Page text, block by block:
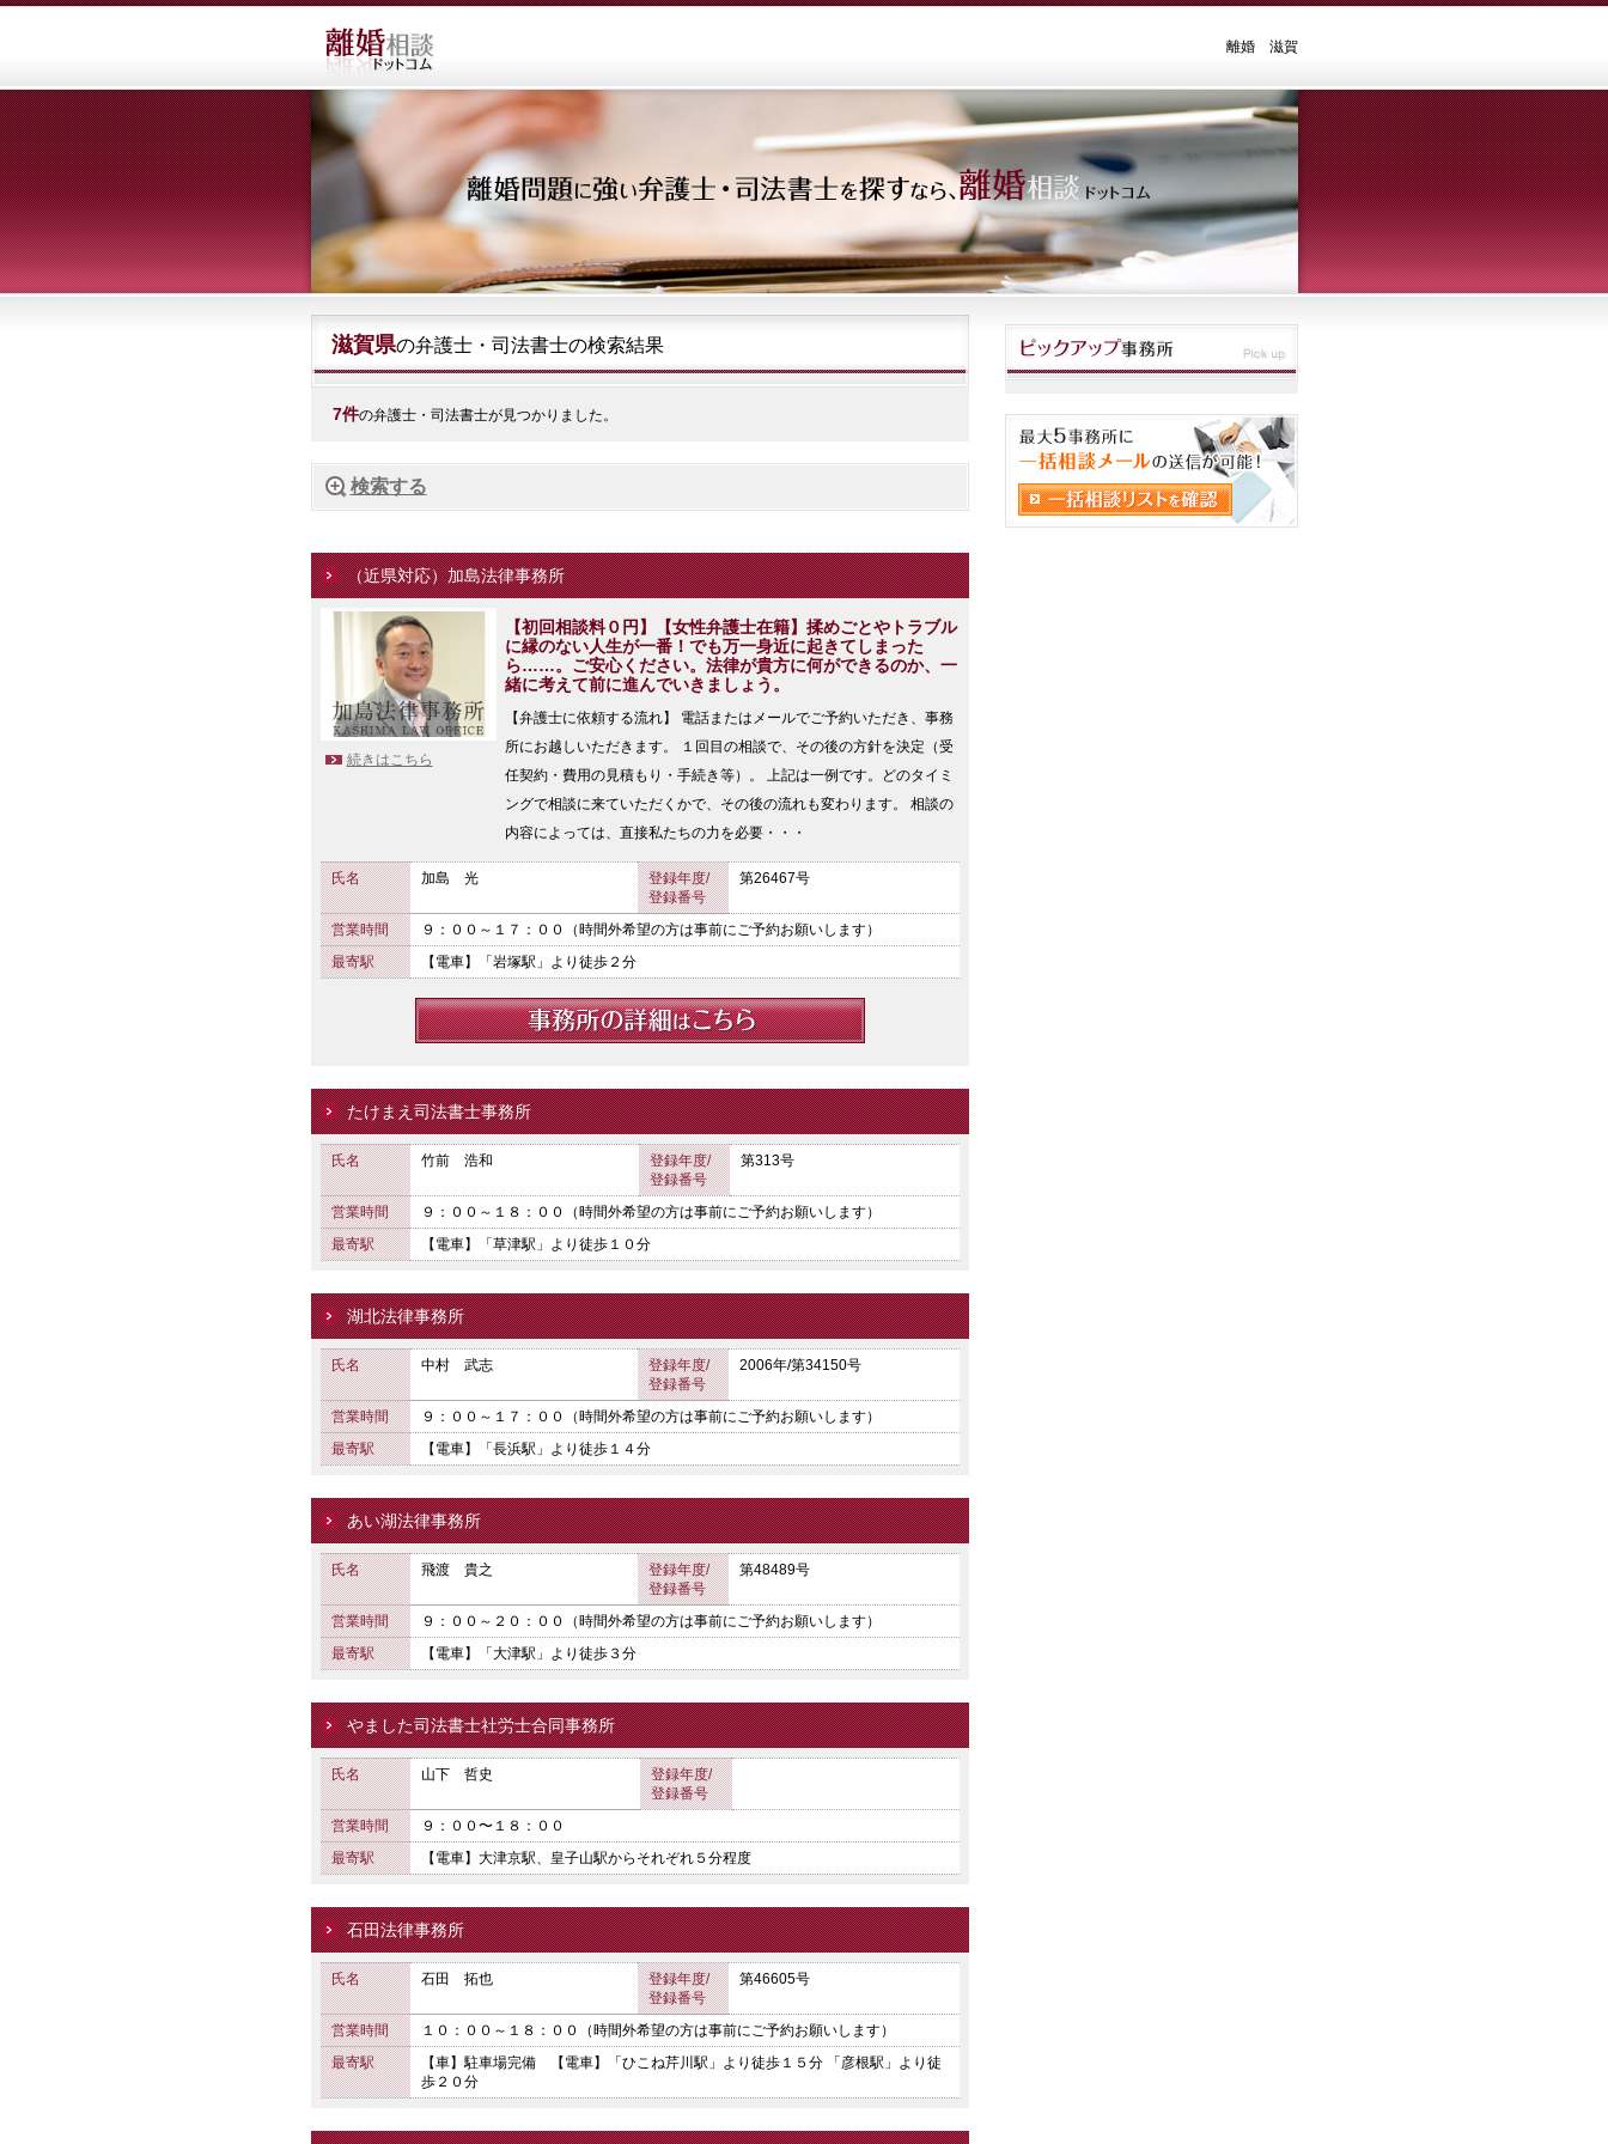
離婚 滋賀
滋賀県の弁護士・司法書士の検索結果
7件の弁護士・司法書士が見つかりました。
検索する
（近県対応）加島法律事務所
【初回相談料０円】【女性弁護士在籍】揉めごとやトラブル
に縁のない人生が一番！でも万一身近に起きてしまった
ら……。ご安心ください。法律が貴方に何ができるのか、一
緒に考えて前に進んでいきましょう。
【弁護士に依頼する流れ】 電話またはメールでご予約いただき、事務
所にお越しいただきます。 １回目の相談で、その後の方針を決定（受
任契約・費用の見積もり・手続き等）。 上記は一例です。どのタイミ
ングで相談に来ていただくかで、その後の流れも変わります。 相談の
内容によっては、直接私たちの力を必要・・・
続きはこちら
氏名 加島 光
登録年度/
登録番号
第26467号
営業時間
９：００～１７：００（時間外希望の方は事前にご予約お願いします）
最寄駅
【電車】「岩塚駅」より徒歩２分
たけまえ司法書士事務所
氏名 竹前 浩和
登録年度/
登録番号
第313号
営業時間
９：００～１８：００（時間外希望の方は事前にご予約お願いします）
最寄駅
【電車】「草津駅」より徒歩１０分
湖北法律事務所
氏名 中村 武志
登録年度/
登録番号
2006年/第34150号
営業時間
９：００～１７：００（時間外希望の方は事前にご予約お願いします）
最寄駅
【電車】「長浜駅」より徒歩１４分
あい湖法律事務所
氏名 飛渡 貴之
登録年度/
登録番号
第48489号
営業時間
９：００～２０：００（時間外希望の方は事前にご予約お願いします）
最寄駅
【電車】「大津駅」より徒歩３分
やました司法書士社労士合同事務所
氏名 山下 哲史
登録年度/
登録番号
営業時間
９：００〜１８：００
最寄駅
【電車】大津京駅、皇子山駅からそれぞれ５分程度
石田法律事務所
氏名 石田 拓也
登録年度/
登録番号
第46605号
営業時間
１０：００～１８：００（時間外希望の方は事前にご予約お願いします）
最寄駅
【車】駐車場完備 【電車】「ひこね芹川駅」より徒歩１５分 「彦根駅」より徒
歩２０分